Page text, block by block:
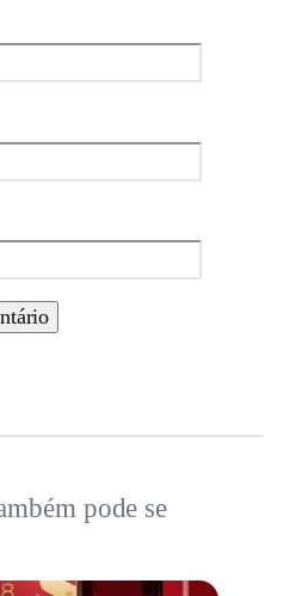
pode se